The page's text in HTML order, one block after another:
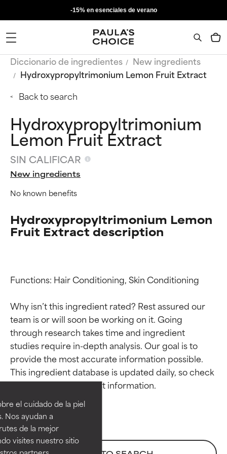
el cuidado de la piel
Nos ayudan a
de la mejor
visites nuestro sitio
-15% en esenciales de verano
Diccionario de ingredientes
New ingredients
Hydroxypropyltrimonium Lemon Fruit Extract
Back to search
Hydroxypropyltrimonium
Lemon Fruit Extract
SIN CALIFICAR
New ingredients
No known benefits
Hydroxypropyltrimonium Lemon
Fruit Extract description
Functions: Hair Conditioning, Skin Conditioning
Why isn’t this ingredient rated? Rest assured our
team is or will soon be working on it. Going
through research takes time and ingredient
studies require in-depth analysis. Our goal is to
provide the most accurate information possible.
This ingredient database is updated daily, so check
Calificaciones de
ingredientes
EXCELENTE
Ingrediente sobresaliente con
beneficios reales para la piel. Su
eficacia está demostrada y
Calificaciones de
ingredientes
EXCELENTE
Ingrediente sobresaliente con
beneficios reales para la piel. Su
eficacia está demostrada y